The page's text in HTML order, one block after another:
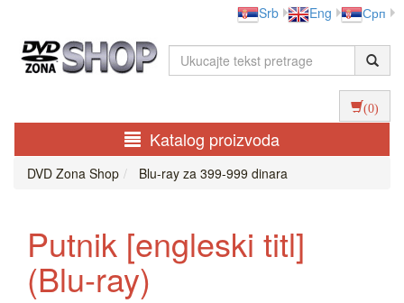
Srb Eng Срп
(0)
Katalog proizvoda
DVD Zona Shop Blu-ray za 399-999 dinara
Putnik [engleski titl]
(Blu-ray)